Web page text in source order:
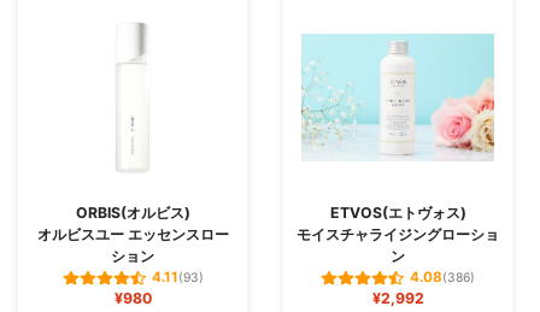
ORBIS(オルビス)
オルビスユー エッセンスロー
ション
4.11(93)
¥980
ETVOS(エトヴォス)
モイスチャライジングローショ
ン
4.08(386)
¥2,992